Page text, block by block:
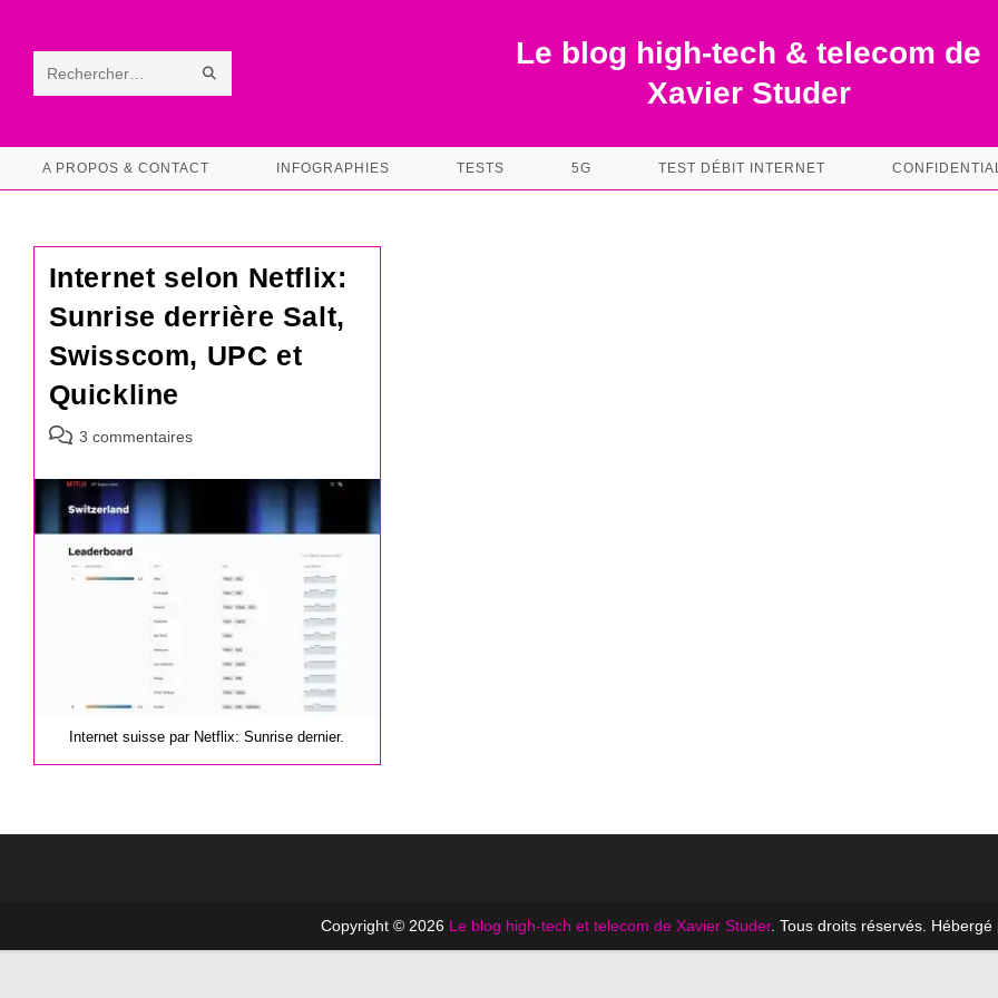
contentRechercher
ce RECHERCHE
Le blog high-tech & telecom de
Xavier Studer
A PROPOS & CONTACT INFOGRAPHIES TESTS 5G TEST DÉBIT INTERNET
Internet selon Netflix:
Sunrise derrière Salt,
Swisscom, UPC et
Quickline
Commentaires
la
publication :
3 commentaires
Internet suisse par Netflix: Sunrise dernier.
Copyright © 2026 Le blog high-tech et telecom de Xavier Studer. Tous droits réservés. Hébergé